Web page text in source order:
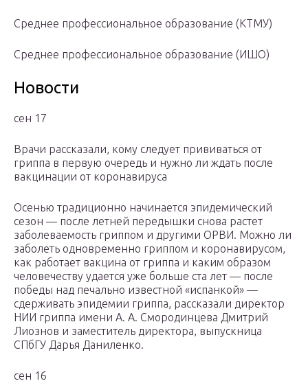
Среднее профессиональное образование (КТМУ)
Среднее профессиональное образование (ИШО)
Новости
сен 17
Врачи рассказали, кому следует прививаться от
гриппа в первую очередь и нужно ли ждать после
вакцинации от коронавируса
Осенью традиционно начинается эпидемический
сезон — после летней передышки снова растет
заболеваемость гриппом и другими ОРВИ. Можно ли
заболеть одновременно гриппом и коронавирусом,
как работает вакцина от гриппа и каким образом
человечеству удается уже больше ста лет — после
победы над печально известной «испанкой» —
сдерживать эпидемии гриппа, рассказали директор
НИИ гриппа имени А. А. Смородинцева Дмитрий
Лиознов и заместитель директора, выпускница
СПбГУ Дарья Даниленко.
сен 16